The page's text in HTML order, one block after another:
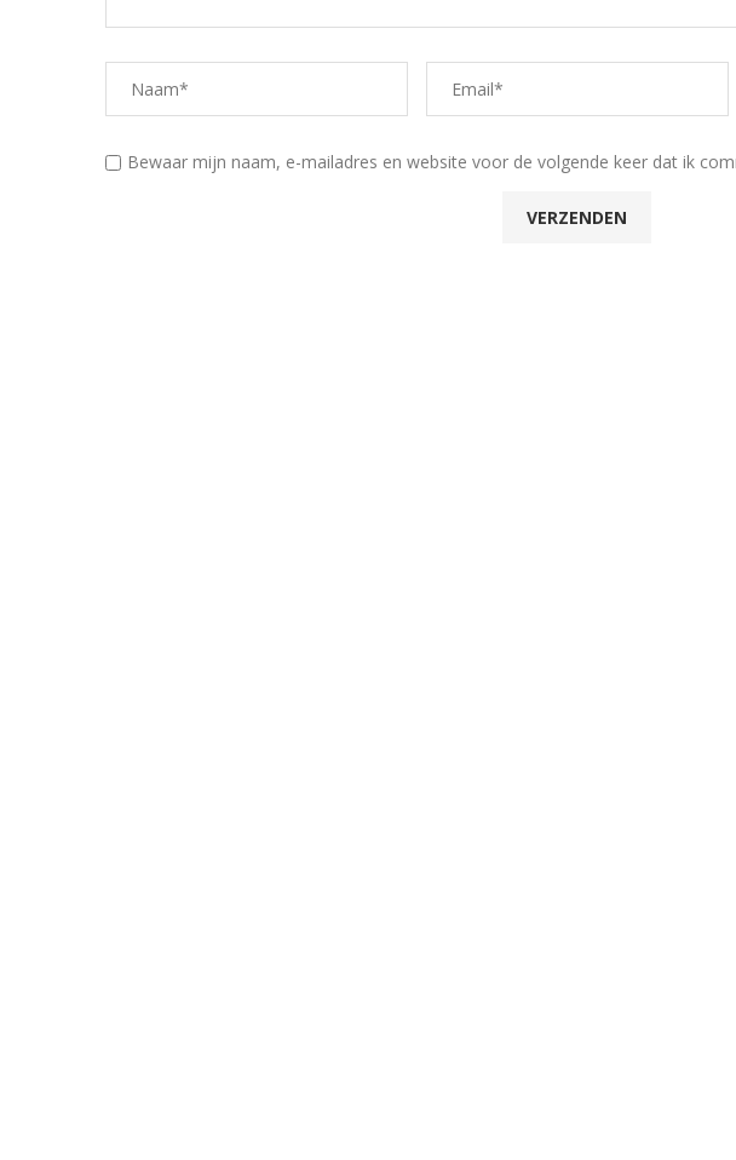
Bewaar mijn naam, e-mailadres en website voor de volgende keer dat ik